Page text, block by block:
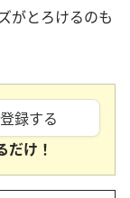
がとろけるのも
録する
だけ！